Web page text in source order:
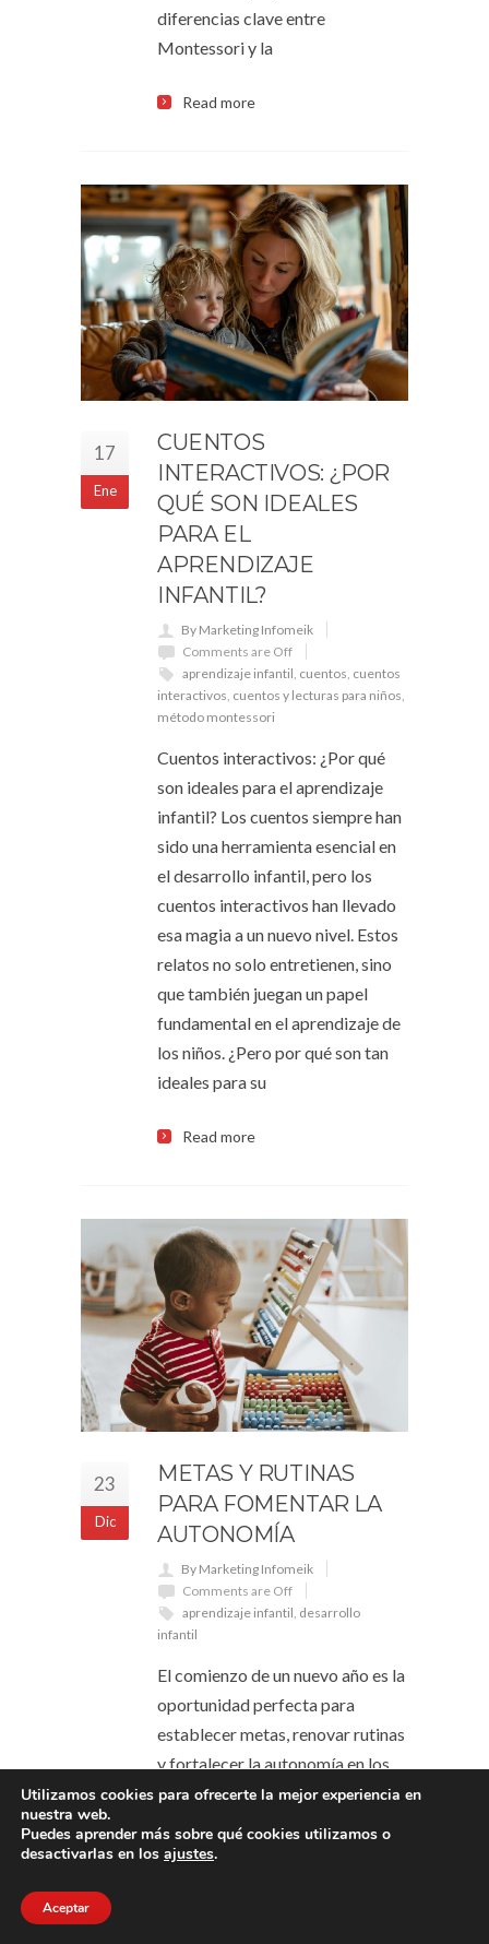
diferencias clave entre
Montessori y la
Read more
17
Ene
CUENTOS
INTERACTIVOS: ¿POR
QUÉ SON IDEALES
PARA EL
APRENDIZAJE
INFANTIL?
By Marketing Infomeik
Comments are Off
aprendizaje infantil, cuentos, cuentos
interactivos, cuentos y lecturas para niños,
método montessori
Cuentos interactivos: ¿Por qué
son ideales para el aprendizaje
infantil? Los cuentos siempre han
sido una herramienta esencial en
el desarrollo infantil, pero los
cuentos interactivos han llevado
esa magia a un nuevo nivel. Estos
relatos no solo entretienen, sino
que también juegan un papel
fundamental en el aprendizaje de
los niños. ¿Pero por qué son tan
ideales para su
Read more
23
Dic
METAS Y RUTINAS
PARA FOMENTAR LA
AUTONOMÍA
By Marketing Infomeik
Comments are Off
aprendizaje infantil desarrollo
infantil
El comienzo de un nuevo año es la
oportunidad perfecta para
establecer metas, renovar rutinas
y fortalecer la autonomía en los
niños. Siguiendo los principios
Montessori, podemos convertir
esta transición en un momento
Utilizamos cookies para ofrecerte la mejor experiencia en
nuestra web.
Puedes aprender más sobre qué cookies utilizamos o
desactivarlas en los ajustes.
Aceptar